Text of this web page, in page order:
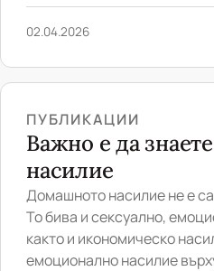
02.04.2026
ПУБЛИКАЦИИ
Важно е да
насилие
Домашното насилие не е
То бива и сексуално,
както и икономическо
емоционално насилие